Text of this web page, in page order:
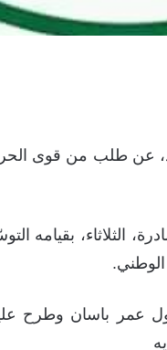
طلب من قوى الحرية
بقيامه
عمر باسان وطرح